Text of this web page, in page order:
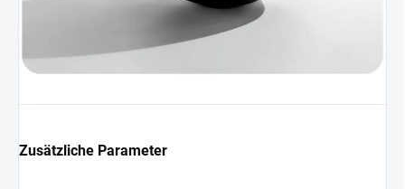
Zusätzliche Parameter